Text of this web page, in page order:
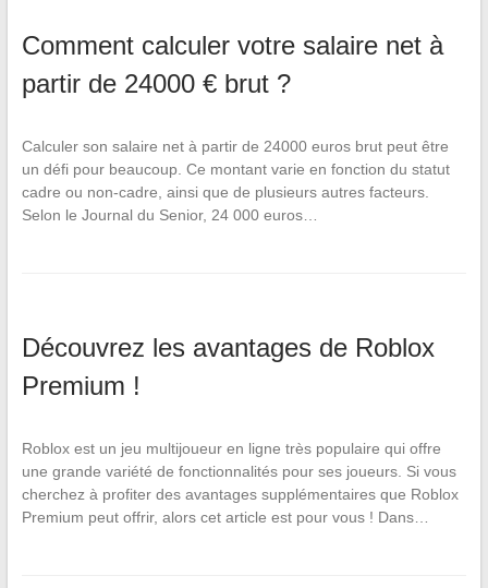
Comment calculer votre salaire net à
partir de 24000 € brut ?
Calculer son salaire net à partir de 24000 euros brut peut être
un défi pour beaucoup. Ce montant varie en fonction du statut
cadre ou non-cadre, ainsi que de plusieurs autres facteurs.
Selon le Journal du Senior, 24 000 euros…
Découvrez les avantages de Roblox
Premium !
Roblox est un jeu multijoueur en ligne très populaire qui offre
une grande variété de fonctionnalités pour ses joueurs. Si vous
cherchez à profiter des avantages supplémentaires que Roblox
Premium peut offrir, alors cet article est pour vous ! Dans…